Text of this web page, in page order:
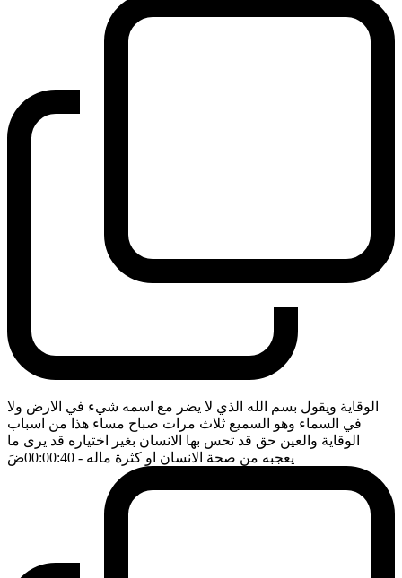
الوقاية ويقول بسم الله الذي لا يضر مع اسمه شيء في الارض ولا
في السماء وهو السميع ثلاث مرات صباح مساء هذا من اسباب
الوقاية والعين حق قد تحس بها الانسان بغير اختياره قد يرى ما
يعجبه من صحة الانسان او كثرة ماله - 00:00:40 ضَ